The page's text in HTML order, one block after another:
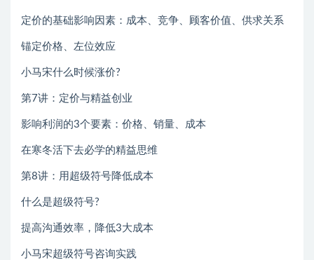
定价的基础影响因素：成本、竞争、顾客价值、供求关系
锚定价格、左位效应
小马宋什么时候涨价?
第7讲：定价与精益创业
影响利润的3个要素：价格、销量、成本
在寒冬活下去必学的精益思维
第8讲：用超级符号降低成本
什么是超级符号?
提高沟通效率，降低3大成本
小马宋超级符号咨询实践